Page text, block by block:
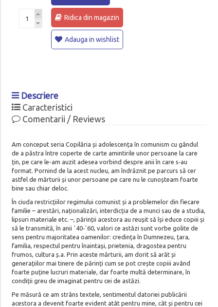
Ridica din magazin
Adauga in wishlist
Descriere
Caracteristici
Comentarii / Reviews
Am conceput seria Copilăria și adolescența în comunism cu gândul
de a păstra între coperte de carte amintirile unor persoane la care
țin, pe care le-am auzit adesea vorbind despre anii în care s‑au
format. Pornind de la acest nucleu, am îndrăznit pe parcurs să cer
astfel de mărturii și unor persoane pe care nu le cunoșteam foarte
bine sau chiar deloc.
În ciuda restricțiilor regimului comunist și a problemelor din fiecare
familie – arestări, naționalizări, interdicția de a munci sau de a studia,
lipsuri materiale etc. –, părinții acestora au reușit să își educe copiii și
să le transmită, în anii ʼ40‑ʼ60, valori ce astăzi sunt vorbe golite de
sens pentru majoritatea oamenilor: credința în Dumnezeu, țara,
familia, respectul pentru înaintași, prietenia, dragostea pentru
frumos, cultura ș.a. Prin aceste mărturii, am dorit să arăt și
generațiilor mai tinere de părinți cum se pot crește copiii având
foarte puține lucruri materiale, dar foarte multă determinare, în
condiții greu de imaginat pentru cei de astăzi.
Pe măsură ce am strâns textele, sentimentul datoriei publicării
acestora a devenit foarte evident atât pentru mine, cât și pentru cei